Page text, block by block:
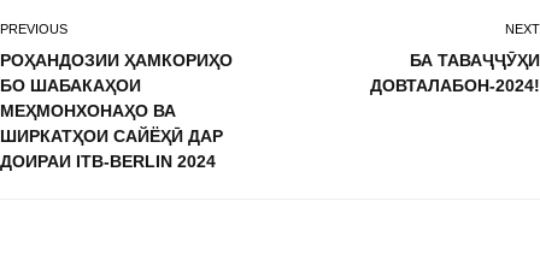
PREVIOUS
РОҲАНДОЗИИ ҲАМКОРИҲО
БО ШАБАКАҲОИ
МЕҲМОНХОНАҲО ВА
ШИРКАТҲОИ САЙЁҲӢ ДАР
ДОИРАИ ITB-BERLIN 2024
NEXT
БА ТАВАҶҶӮҲИ
ДОВТАЛАБОН-2024!